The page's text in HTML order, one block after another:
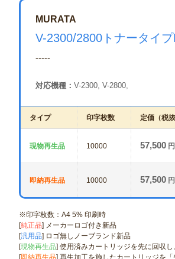
MURATA
V-2300/2800トナータイ
-----
対応機種： V-2300, V-2800,
タイプ 印字枚数 定価（税抜
現物再生品 10000 57,500 円
即納再生品 10000 57,500 円
※印字枚数：A4 5% 印刷時
[純正品] メーカーロゴ付き新品
[汎用品] ロゴ無しノーブランド新品
[現物再生品] 使用済みカートリッジを先に回収
[即納再生品] 再生加工を施したカートリッジを